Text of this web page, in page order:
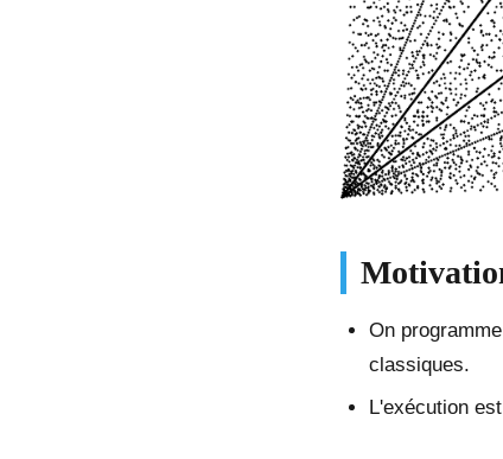
On
classiques.
L'exécution